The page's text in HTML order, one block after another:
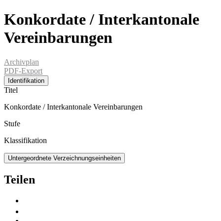
Konkordate / Interkantonale
Vereinbarungen
Archivplan
PDF-Export
Identifikation
Titel
Konkordate / Interkantonale Vereinbarungen
Stufe
Klassifikation
Untergeordnete Verzeichnungseinheiten
Teilen